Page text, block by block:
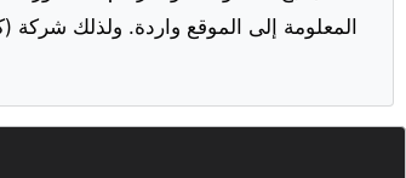
المعلومة إلى الموقع واردة. ولذلك شركة